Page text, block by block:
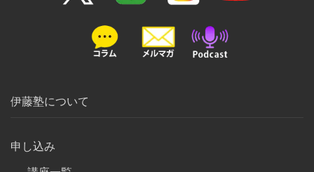
伊藤塾について
申し込み